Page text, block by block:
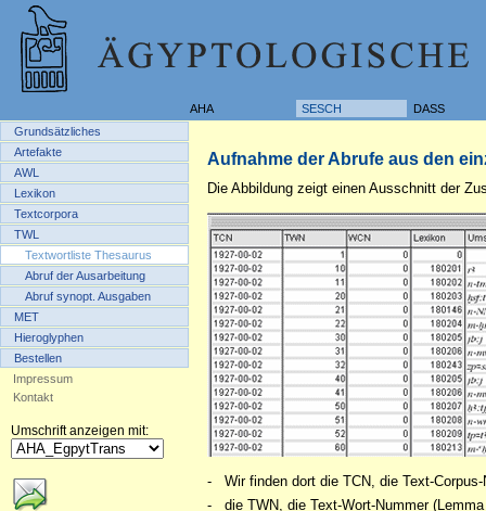
AHA SESCH
DASS
Grundsätzliches
Artefakte
AWL
Lexikon
Textcorpora
TWL
Textwortliste Thesaurus
Abruf der Ausarbeitung
Abruf synopt. Ausgaben
MET
Hieroglyphen
Bestellen
Impressum
Kontakt
Umschrift anzeigen mit:
Aufnahme der Abrufe aus den
Die Abbildung zeigt einen Ausschnitt der
-
Wir finden dort die TCN, die Text-
-
die TWN, die Text-Wort-Nummer